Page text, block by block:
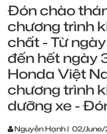
Đón chào
chương trình
chất - Từ
đến hết ngày
Honda Việt
chương trình
dưỡng xe -
Nguyễn Hạnh | 02/